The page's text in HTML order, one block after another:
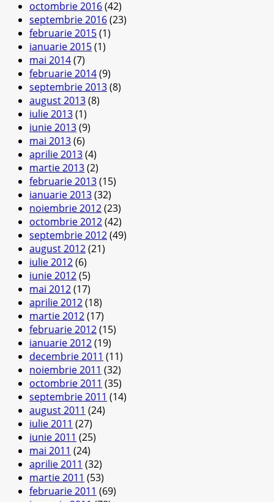
octombrie 2016(42)
septembrie 2016(23)
februarie 2015(1)
ianuarie 2015(1)
mai 2014(7)
februarie 2014(9)
septembrie 2013(8)
august 2013(8)
iulie 2013(1)
iunie 2013(9)
mai 2013(6)
aprilie 2013(4)
martie 2013(2)
februarie 2013(15)
ianuarie 2013(32)
noiembrie 2012(23)
octombrie 2012(42)
septembrie 2012(49)
august 2012(21)
iulie 2012(6)
iunie 2012(5)
mai 2012(17)
aprilie 2012(18)
martie 2012(17)
februarie 2012(15)
ianuarie 2012(19)
decembrie 2011 (11)
noiembrie 2011 (32)
octombrie 2011 (35)
septembrie 2011 (14)
august 2011 (24)
iulie 2011 (27)
iunie 2011 (25)
mai 2011 (24)
aprilie 2011 (32)
martie 2011 (53)
februarie 2011 (69)